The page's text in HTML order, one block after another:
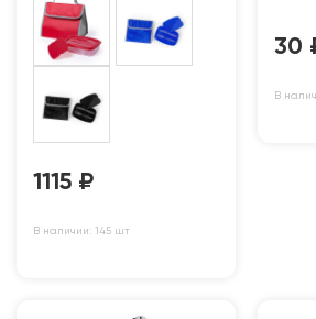
1115 ₽
В наличии: 145 шт
30
В